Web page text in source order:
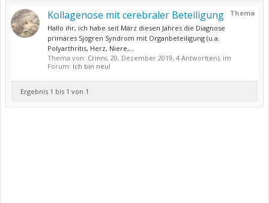
Thema
Kollagenose mit cerebraler Beteiligung
Hallo ihr, ich habe seit März diesen Jahres die Diagnose
primäres Sjögren Syndrom mit Organbeteiligung (u.a.
Polyarthritis, Herz, Niere,...
Thema von: Crinni, 20. Dezember 2019, 4 Antwort(en), im
Forum: Ich bin neu!
Ergebnis 1 bis 1 von 1